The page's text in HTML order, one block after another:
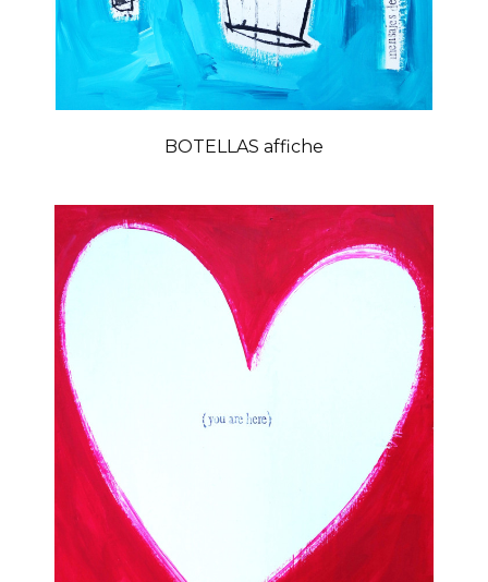
BOTELLAS affiche